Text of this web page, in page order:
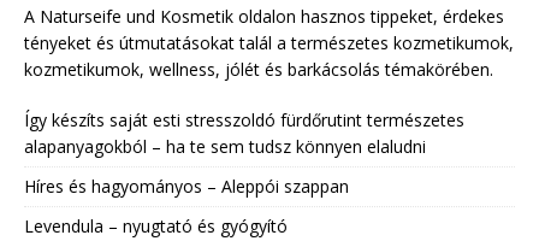
A Naturseife und Kosmetik oldalon hasznos tippeket, érdekes
tényeket és útmutatásokat talál a természetes kozmetikumok,
kozmetikumok, wellness, jólét és barkácsolás témakörében.
Így készíts saját esti stresszoldó fürdőrutint természetes
alapanyagokból – ha te sem tudsz könnyen elaludni
Híres és hagyományos – Aleppói szappan
Levendula – nyugtató és gyógyító